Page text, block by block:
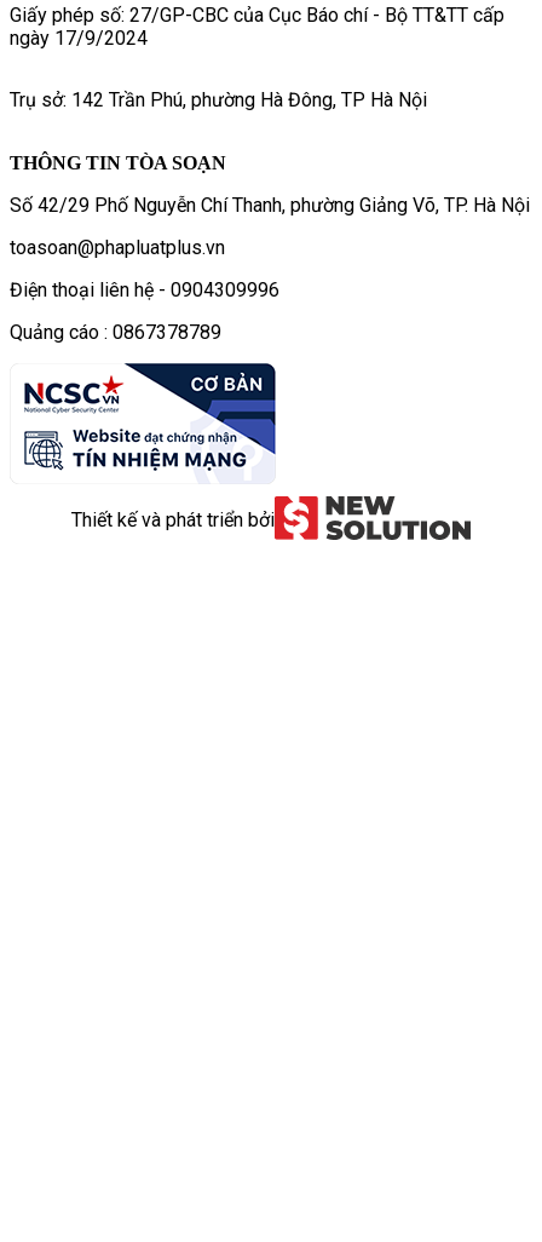
Giấy phép số: 27/GP-CBC của Cục Báo chí - Bộ TT&TT cấp
ngày 17/9/2024
Trụ sở: 142 Trần Phú, phường Hà Đông, TP Hà Nội
THÔNG TIN TÒA SOẠN
Số 42/29 Phố Nguyễn Chí Thanh, phường Giảng Võ, TP. Hà Nội
toasoan@phapluatplus.vn
Điện thoại liên hệ - 0904309996
Quảng cáo : 0867378789
Thiết kế và phát triển bởi